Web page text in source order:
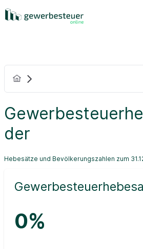
der
Hebesätze und Bevölkerungszahlen zum
0%